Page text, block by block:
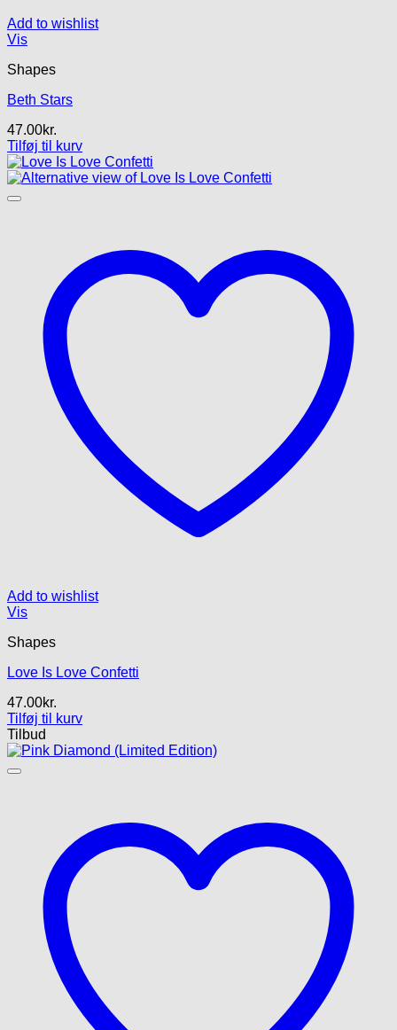
Add to wishlist
Vis
Shapes
Beth Stars
47.00kr.
Tilføj til kurv
Add to wishlist
Vis
Shapes
Love Is Love Confetti
47.00kr.
Tilføj til kurv
Tilbud